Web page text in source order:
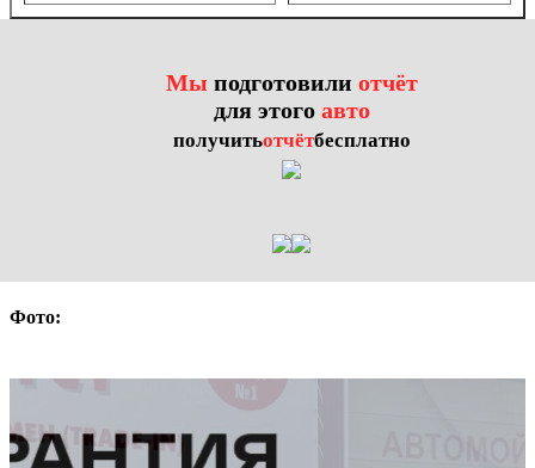
Мы подготовили отчёт
для этого авто
получитьотчётбесплатно
Фото: